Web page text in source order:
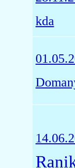
kda